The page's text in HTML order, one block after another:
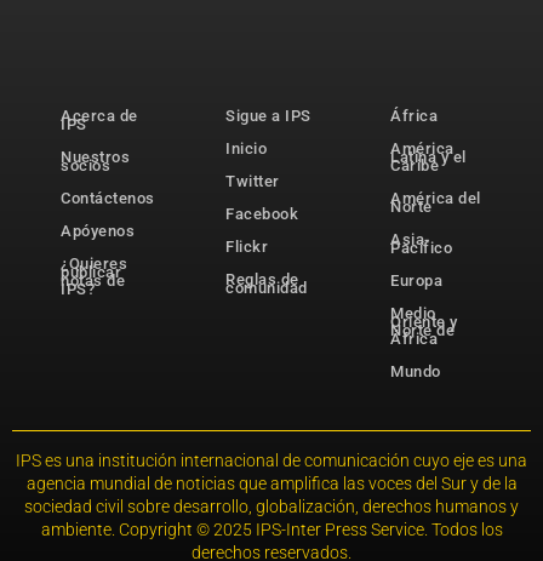
Acerca de
IPS
Nuestros
socios
Contáctenos
Apóyenos
¿Quieres
publicar
notas de
IPS?
Sigue a IPS
Inicio
Twitter
Facebook
Flickr
Reglas de
comunidad
África
América
Latina y el
Caribe
América del
Norte
Asia-
Pacífico
Europa
Medio
Oriente y
Norte de
África
Mundo
IPS es una institución internacional de comunicación cuyo eje es una
agencia mundial de noticias que amplifica las voces del Sur y de la
sociedad civil sobre desarrollo, globalización, derechos humanos y
ambiente. Copyright © 2025 IPS-Inter Press Service. Todos los
derechos reservados.